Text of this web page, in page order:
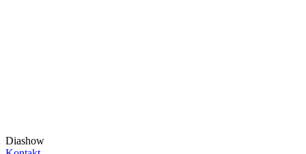
Diashow